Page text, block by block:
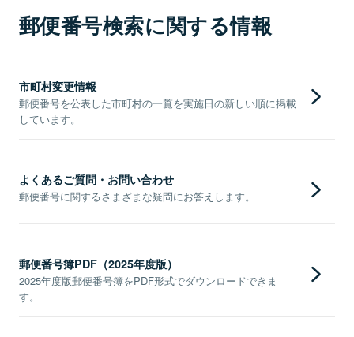
郵便番号検索に関する情報
市町村変更情報
郵便番号を公表した市町村の一覧を実施日の新しい順に掲載
しています。
よくあるご質問・お問い合わせ
郵便番号に関するさまざまな疑問にお答えします。
郵便番号簿PDF（2025年度版）
2025年度版郵便番号簿をPDF形式でダウンロードできま
す。